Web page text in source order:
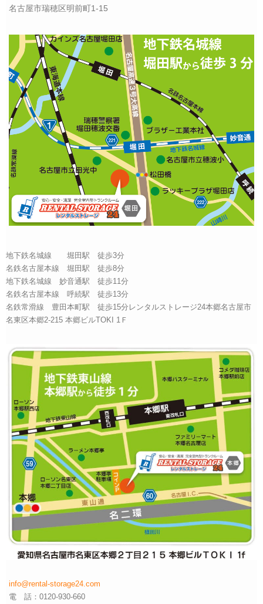
名古屋市瑞穂区明前町1-15
地下鉄名城線 堀田駅 徒歩3分
名鉄名古屋本線 堀田駅 徒歩8分
地下鉄名城線 妙音通駅 徒歩11分
名鉄名古屋本線 呼続駅 徒歩13分
名鉄常滑線 豊田本町駅 徒歩15分レンタルストレージ24本郷名古屋市
名東区本郷2-215 本郷ビルTOKI 1Ｆ
info@rental-storage24.com
電 話：0120-930-660